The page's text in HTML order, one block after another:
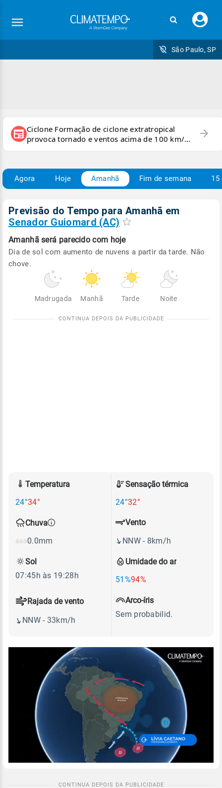
seu
São Paulo, SP
newspaper Ciclone Formação de ciclone extratropical
provoca tornado e ventos acima de 100 km/h
no RS
arrow_forward
Agora Hoje Amanhã Fim de semana 15
Previsão do Tempo para Amanhã em
Senador Guiomard (AC)
Amanhã será parecido com hoje
Dia de sol com aumento de nuvens a partir da tarde. Não
chove.
Madrugada Manhã Tarde Noite
Temperatura
24°34°
Sensação térmica
24°32°
Chuva
0.0mm
Umidade do ar
51%94%
Vento
NNW - 8km/h
Rajada de vento
NNW - 33km/h
Sol
07:45h às 19:28h
Arco-íris
Sem probabilid.